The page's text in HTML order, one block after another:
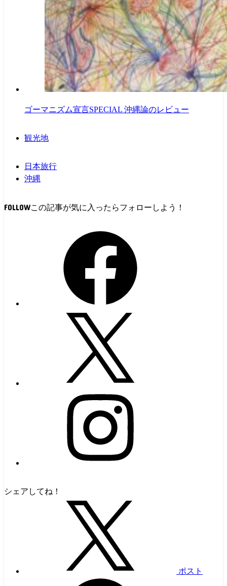
ゴーマニズム宣言SPECIAL 沖縄論のレビュー
観光地
日本旅行
沖縄
FOLLOW
シェアしてね！
ポスト